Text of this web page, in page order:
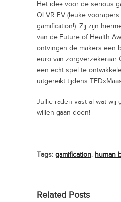
Het idee voor de serious
QLVR BV (leuke
gamification!). Zij zijn
van de Future of Health
ontvingen de makers een
euro van zorgverzekeraar
een echt spel te
uitgereikt tijdens
Jullie raden vast al wat wij
willen gaan doen!
Tags: gamification, human
Related Posts